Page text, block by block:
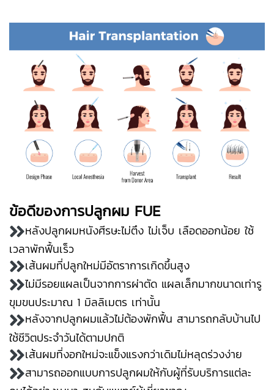
ข้อดีของการปลูกผม FUE
หลังปลูกผมหนังศีรษะไม่ตึง ไม่เจ็บ เลือดออกน้อย ใช้
เวลาพักฟื้นเร็ว
เส้นผมที่ปลูกใหม่มีอัตราการเกิดขึ้นสูง
ไม่มีรอยแผลเป็นจากการผ่าตัด แผลเล็กมากขนาดเท่ารู
ขุมขนประมาณ 1 มิลลิเมตร เท่านั้น
หลังจากปลูกผมแล้วไม่ต้องพักฟื้น สามารถกลับบ้านไป
ใช้ชีวิตประจำวันได้ตามปกติ
เส้นผมที่งอกใหม่จะแข็งแรงกว่าเดิมไม่หลุดร่วงง่าย
สามารถออกแบบการปลูกผมให้กับผู้ที่รับบริการแต่ละ